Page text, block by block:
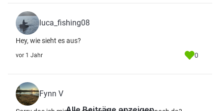
luca_fishing08
Hey, wie sieht es aus?
vor 1 Jahr 0
Fynn V